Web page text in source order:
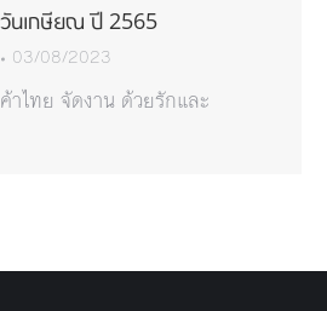
นเกษียณ ปี 2565
03/08/2023
ไทย จัดงาน ด้วยรักและ